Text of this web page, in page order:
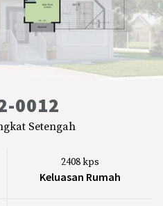
0012
Setengah
2408 kps
Keluasan Rumah